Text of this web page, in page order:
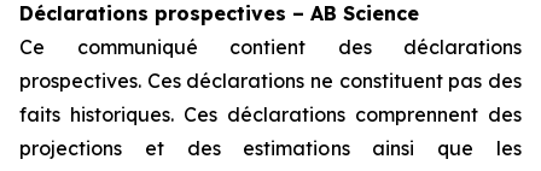
Déclarations prospectives – AB Science
Ce communiqué contient des déclarations
prospectives. Ces déclarations ne constituent pas des
faits historiques. Ces déclarations comprennent des
projections et des estimations ainsi que les